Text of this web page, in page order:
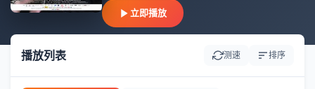
立即播放
播放列表 测速 排序